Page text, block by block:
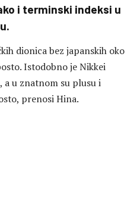
i terminski indeksi u
dionica bez japanskih oko
Istodobno je Nikkei
a u znatnom su plusu i
prenosi Hina.